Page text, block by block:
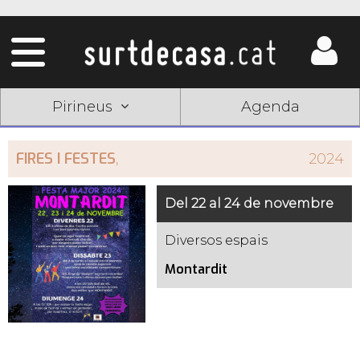
Pirineus Agenda
FIRES I FESTES, 2024
Del 22 al 24 de novembre
Diversos espais
Montardit